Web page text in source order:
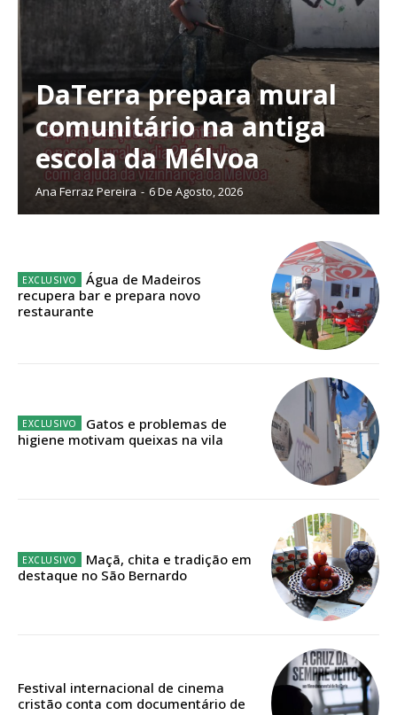
Planos de Assinatura
Faça-se assinante do Região de Cister e ajude-nos a manter este serviço
Sendo assinante terá acesso a todos os conteúdos exclusivos e versões
Escolha o plano de assinatura desejado:
32€
Edição em papel entregue à Quinta-feira em sua
casa
DaTerra prepara mural
comunitário na antiga
escola da Mélvoa
Ana Ferraz Pereira - 6 De Agosto, 2026
Água de Madeiros
recupera bar e prepara novo
restaurante
Gatos e problemas de
higiene motivam queixas na vila
Maçã, chita e tradição em
destaque no São Bernardo
Festival internacional de cinema
cristão conta com documentário de